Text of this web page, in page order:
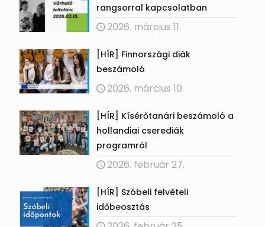
rangsorral kapcsolatban
2026. március 11.
[HÍR] Finnországi diák
beszámoló
2026. március 10.
[HÍR] Kísérőtanári beszámoló a
hollandiai cserediák
programról
2026. február 27.
[HÍR] Szóbeli felvételi
időbeosztás